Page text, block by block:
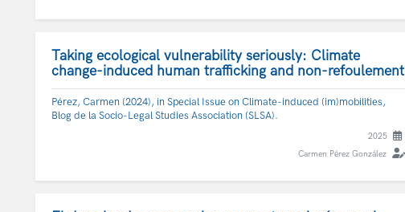
Taking ecological vulnerability seriously: Climate
change-induced human trafficking and non-refoulement
Pérez, Carmen (2024), in Special Issue on Climate-induced (im)mobilities,
Blog de la Socio-Legal Studies Association (SLSA).
2025
Carmen Pérez González